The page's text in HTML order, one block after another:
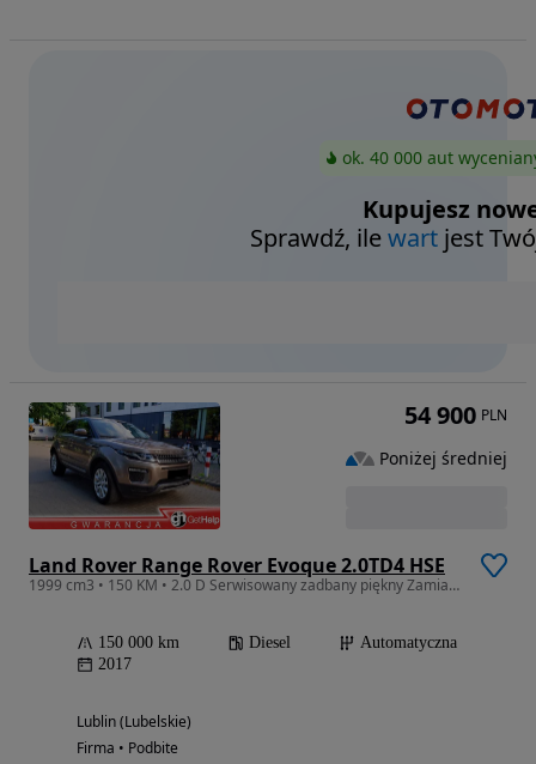
ok. 40 000 aut
Kupujesz
Sprawdź, ilewart jest
Land Rover Range Rover Evoque 2.0TD4 HSE
1999 cm3 • 150 KM • 2.0 D Serwisowany zadbany piękny Zamiana
150 000 km Diesel
Automatyczna
2017
Lublin (Lubelskie)
Firma • Podbite
54 900 PLN
Poniżej średniej